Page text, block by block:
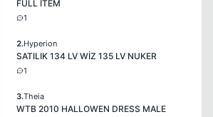
FULL İTEM
1
2.Hyperion
SATILIK 134 LV WİZ 135 LV NUKER
1
3.Theia
WTB 2010 HALLOWEN DRESS MALE